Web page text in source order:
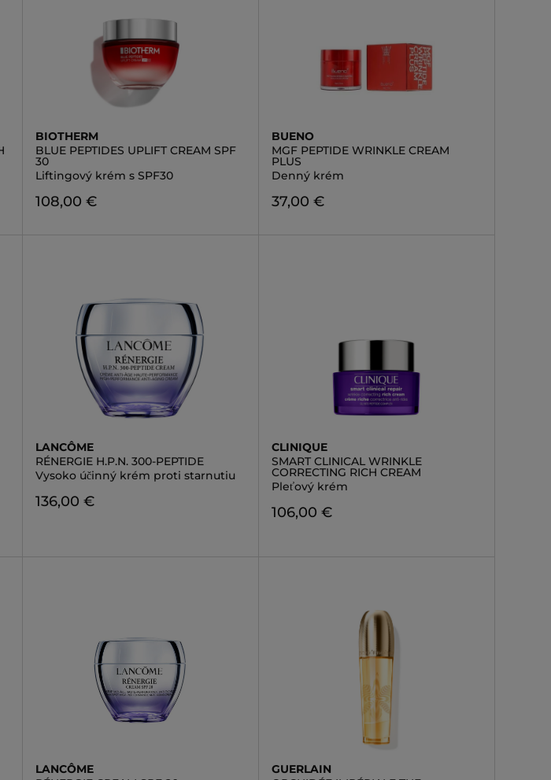
BIOTHERM
BLUE PEPTIDES UPLIFT CREAM SPF
30
Liftingový krém s SPF30
108,00 €
BUENO
MGF PEPTIDE WRINKLE CREAM
PLUS
Denný krém
37,00 €
LANCÔME
RÉNERGIE H.P.N. 300-PEPTIDE
Vysoko účinný krém proti starnutiu
136,00 €
CLINIQUE
SMART CLINICAL WRINKLE
CORRECTING RICH CREAM
Pleťový krém
106,00 €
LANCÔME
GUERLAIN